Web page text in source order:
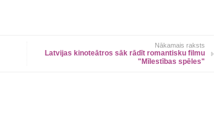
Nākamais raksts
Latvijas kinoteātros sāk rādīt romantisku filmu
"Mīlestības spēles"